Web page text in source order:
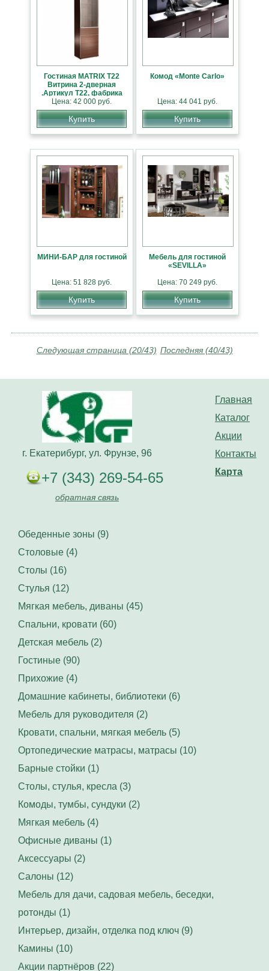
Гостиная MATRIX T22
Витрина 2-дверная
.Артикул Т22, фабрика
BFM (модульная
система)
Цена: 42 000 руб.
Купить
Комод «Monte Carlo»
Цена: 44 041 руб.
Купить
МИНИ-БАР для гостиной
Цена: 51 828 руб.
Купить
Мебель для гостиной
«SEVILLA»
Цена: 70 249 руб.
Купить
Следующая страница (20/43) Последняя (40/43)
Главная
Каталог
Акции
Контакты
Карта
г. Екатерибург, ул. Фрунзе, 96
+7 (343) 269-54-65
обратная связь
Обеденные зоны (9)
Столовые (4)
Столы (16)
Стулья (12)
Мягкая мебель, диваны (45)
Спальни, кровати (60)
Детская мебель (2)
Гостиные (90)
Прихожие (4)
Домашние кабинеты, библиотеки (6)
Мебель для руководителя (2)
Кровати, спальни, мягкая мебель (5)
Ортопедические матрасы, матрасы (10)
Барные стойки (1)
Столы, стулья, кресла (3)
Комоды, тумбы, сундуки (2)
Мягкая мебель (4)
Офисные диваны (1)
Аксессуары (2)
Салоны (12)
Мебель для дачи, садовая мебель, беседки,
ротонды (1)
Интерьер, дизайн, отделка под ключ (9)
Камины (10)
Акции партнёров (22)